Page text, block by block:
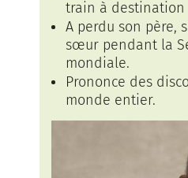
train à destination
A perdu son père,
sœur pendant la
mondiale.
Prononce des
monde entier.